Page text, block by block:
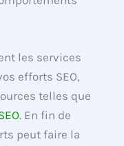
les services
efforts SEO,
telles que
. En fin de
peut faire la